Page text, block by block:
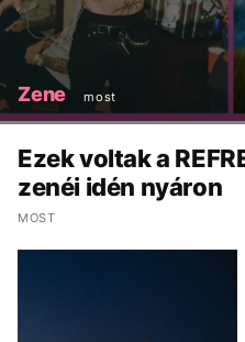
Zene most
Ezek voltak a
zenéi idén nyáron
MOST